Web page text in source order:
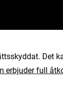
Det
erbjuder full